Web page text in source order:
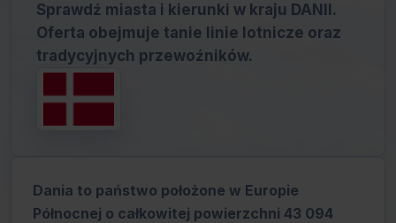
Sprawdź miasta i kierunki w kraju DANII.
Oferta obejmuje tanie linie lotnicze oraz
tradycyjnych przewoźników.
Dania to państwo położone w Europie
Północnej o całkowitej powierzchni 43 094